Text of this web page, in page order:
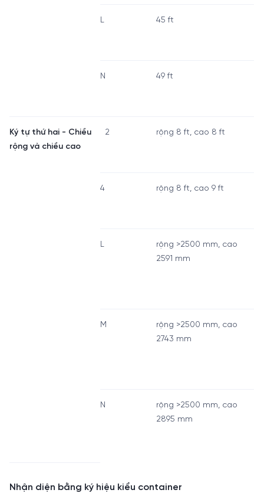
L 45 ft
N 49 ft
Ký tự thứ hai - Chiều
rộng và chiều cao
2 rộng 8 ft, cao 8 ft
4 rộng 8 ft, cao 9 ft
L
rộng >2500 mm, cao
2591 mm
M
rộng >2500 mm, cao
2743 mm
N
rộng >2500 mm, cao
2895 mm
Nhận diện bằng ký hiệu kiểu container